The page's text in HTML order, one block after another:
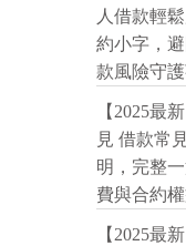
人借款輕
約小字，
款風險守
【2025最
見 借款常
明，完整
費與合約
【2025最